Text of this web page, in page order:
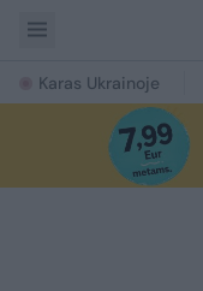
Karas Ukrainoje